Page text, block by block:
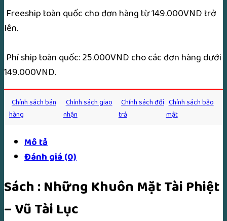
Freeship toàn quốc cho đơn hàng từ 149.000VND trở
lên.
Phí ship toàn quốc: 25.000VND cho các đơn hàng dưới
149.000VND.
Chính sách bán
hàng
Chính sách giao
nhận
Chính sách đổi
trả
Chính sách bảo
mật
Mô tả
Đánh giá (0)
Sách : Những Khuôn Mặt Tài Phiệt
– Vũ Tài Lục